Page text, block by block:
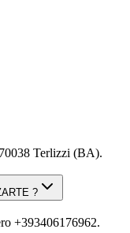
Terlizzi (BA).
Come posso contattare al telefono ASD DANZARTE ?
+393406176962.